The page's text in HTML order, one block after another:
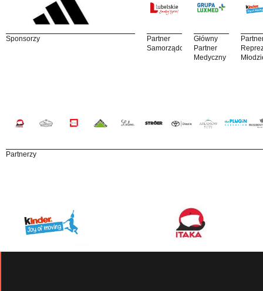
Sponsorzy
Partner
Samorządowy
Główny
Partner
Medyczny
Partnerzy